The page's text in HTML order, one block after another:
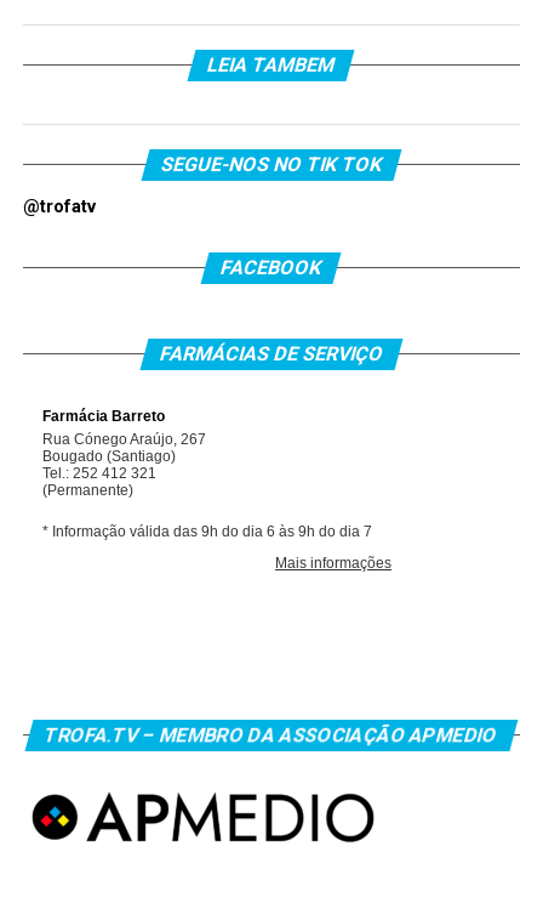
LEIA TAMBEM
SEGUE-NOS NO TIK TOK
@trofatv
FACEBOOK
FARMÁCIAS DE SERVIÇO
TROFA.TV – MEMBRO DA ASSOCIAÇÃO APMEDIO